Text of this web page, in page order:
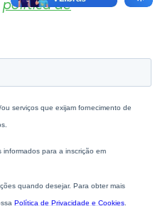
política de